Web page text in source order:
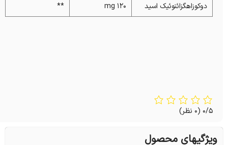
دوکوزاهگزائنوئیک اسید
120 mg
**
0/5 (0 نظر)
ویژگیهای محصول